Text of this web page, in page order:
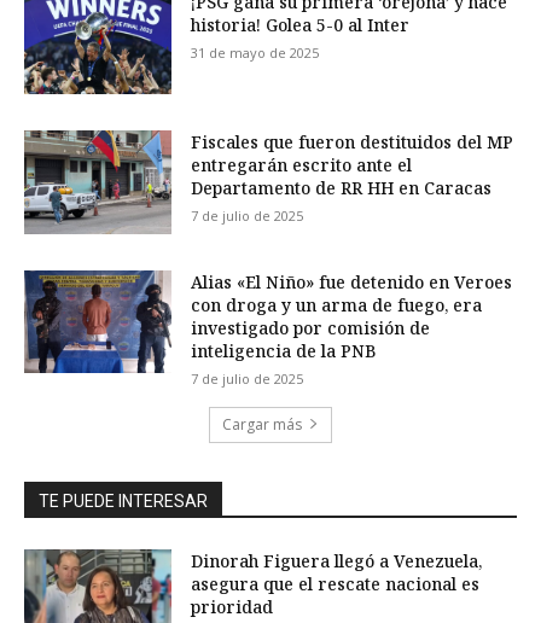
historia! Golea 5-0 al Inter
31 de mayo de 2025
Fiscales que fueron destituidos del MP
entregarán escrito ante el
Departamento de RR HH en Caracas
7 de julio de 2025
Alias «El Niño» fue detenido en Veroes
con droga y un arma de fuego, era
investigado por comisión de
inteligencia de la PNB
7 de julio de 2025
Cargar más
TE PUEDE INTERESAR
Dinorah Figuera llegó a Venezuela,
asegura que el rescate nacional es
prioridad